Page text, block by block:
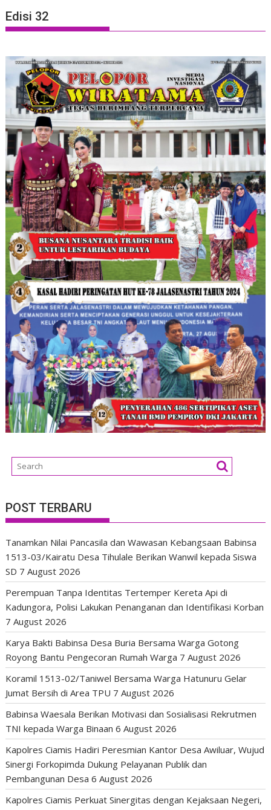
Edisi 32
POST TERBARU
Tanamkan Nilai Pancasila dan Wawasan Kebangsaan Babinsa
1513-03/Kairatu Desa Tihulale Berikan Wanwil kepada Siswa
SD 7 August 2026
Perempuan Tanpa Identitas Tertemper Kereta Api di
Kadungora, Polisi Lakukan Penanganan dan Identifikasi Korban
7 August 2026
Karya Bakti Babinsa Desa Buria Bersama Warga Gotong
Royong Bantu Pengecoran Rumah Warga 7 August 2026
Koramil 1513-02/Taniwel Bersama Warga Hatunuru Gelar
Jumat Bersih di Area TPU 7 August 2026
Babinsa Waesala Berikan Motivasi dan Sosialisasi Rekrutmen
TNI kepada Warga Binaan 6 August 2026
Kapolres Ciamis Hadiri Peresmian Kantor Desa Awiluar, Wujud
Sinergi Forkopimda Dukung Pelayanan Publik dan
Pembangunan Desa 6 August 2026
Kapolres Ciamis Perkuat Sinergitas dengan Kejaksaan Negeri,